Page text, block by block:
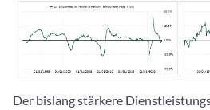
Der bislang stärkere